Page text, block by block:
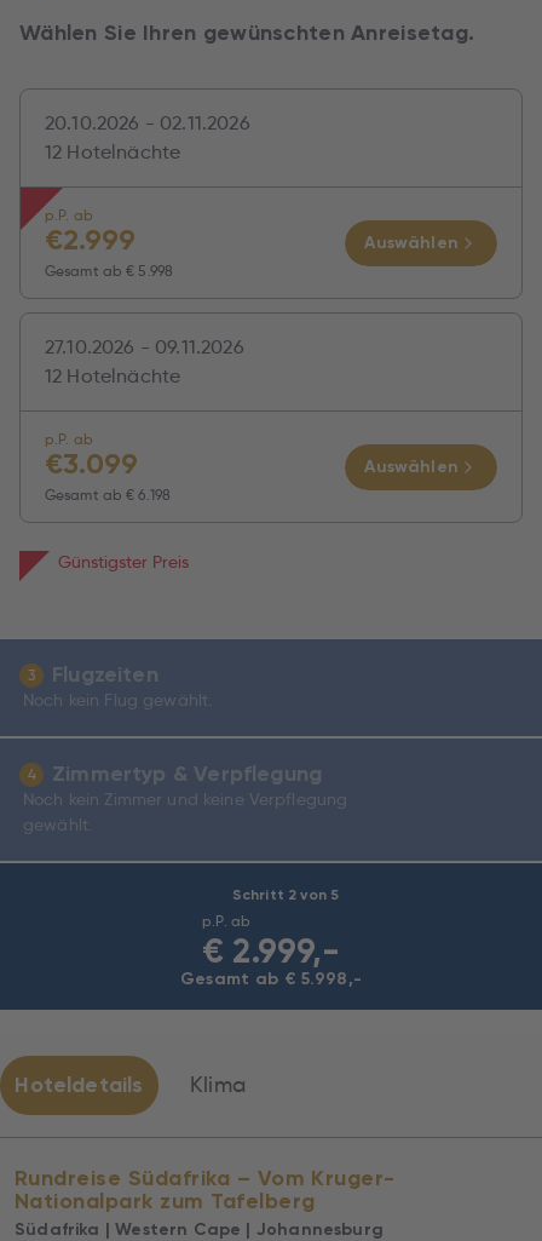
Schritt 2 von 5
p.P. ab
€ 2.999,-
Gesamt ab € 5.998,-
Wählen Sie Ihren gewünschten Anreisetag.
20.10.2026 - 02.11.2026
12 Hotelnächte
p.P. ab
€2.999
Gesamt ab€ 5.998
Auswählen
27.10.2026 - 09.11.2026
12 Hotelnächte
p.P. ab
€3.099
Gesamt ab€ 6.198
Auswählen
Günstigster Preis
3 Flugzeiten
Noch kein Flug gewählt.
4 Zimmertyp & Verpflegung
Noch kein Zimmer und keine Verpflegung
gewählt.
Hoteldetails Klima
Rundreise Südafrika – Vom Kruger-
Nationalpark zum Tafelberg
Südafrika | Western Cape | Johannesburg